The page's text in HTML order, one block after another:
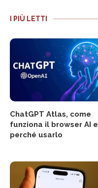
I PIÙ LETTI
ChatGPT Atlas, come
funziona il browser AI e
perché usarlo